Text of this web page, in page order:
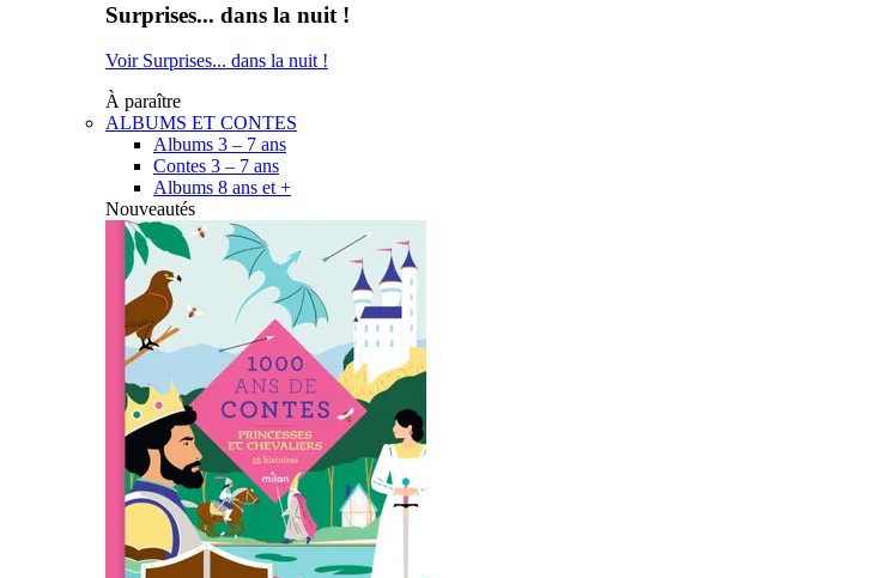
Surprises... dans la nuit !
Voir Surprises... dans la nuit !
À paraître
ALBUMS ET CONTES
Albums 3 – 7 ans
Contes 3 – 7 ans
Albums 8 ans et +
Nouveautés